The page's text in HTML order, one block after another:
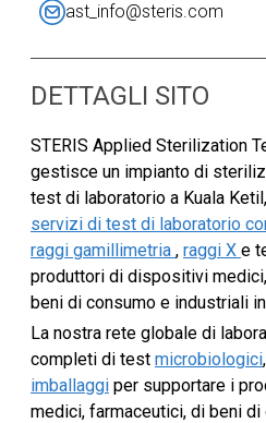
ast_info@steris.com
DETTAGLI SITO
STERIS Applied Sterilization
gestisce un impianto di
test di laboratorio a Kuala
servizi di test di laboratorio
raggi gamillimetria , raggi X e
produttori di dispositivi
beni di consumo e industriali
La nostra rete globale di
completi di test microbiologici,
imballaggi per supportare i
medici, farmaceutici, di beni